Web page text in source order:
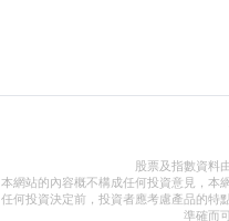
股票及指數資料
本網站的內容概不構成任何投資意見，本
任何投資決定前，投資者應考慮產品的特
準確而